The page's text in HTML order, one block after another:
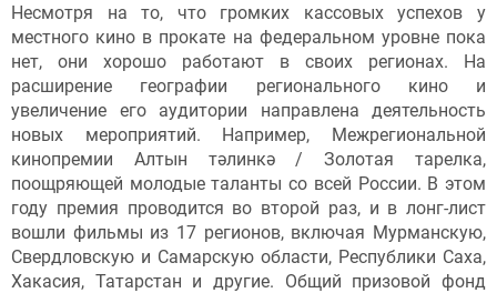
Несмотря на то, что громких кассовых успехов у
местного кино в прокате на федеральном уровне пока
нет, они хорошо работают в своих регионах. На
расширение географии регионального кино и
увеличение его аудитории направлена деятельность
новых мероприятий. Например, Межрегиональной
кинопремии Алтын тәлинкә / Золотая тарелка,
поощряющей молодые таланты со всей России. В этом
году премия проводится во второй раз, и в лонг-лист
вошли фильмы из 17 регионов, включая Мурманскую,
Свердловскую и Самарскую области, Республики Саха,
Хакасия, Татарстан и другие. Общий призовой фонд